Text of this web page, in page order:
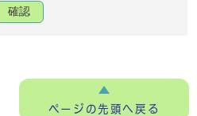
確認
ページの先頭へ戻る